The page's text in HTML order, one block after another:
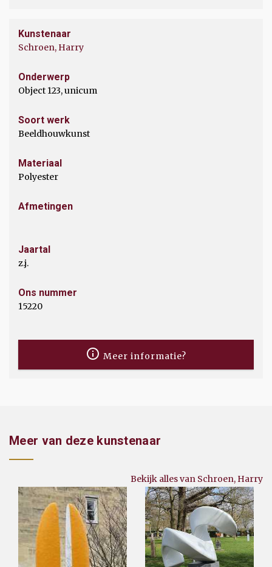
Kunstenaar
Schroen, Harry
Onderwerp
Object 123, unicum
Soort werk
Beeldhouwkunst
Materiaal
Polyester
Afmetingen
Jaartal
z.j.
Ons nummer
15220
Meer informatie?
Meer van deze kunstenaar
Bekijk alles van Schroen, Harry